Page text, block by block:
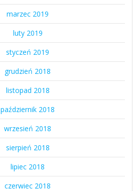
marzec 2019
luty 2019
styczeń 2019
grudzień 2018
listopad 2018
październik 2018
wrzesień 2018
sierpień 2018
lipiec 2018
czerwiec 2018